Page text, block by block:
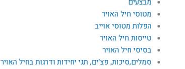
מטוסי חיל האויר
הפלות מטוסי אוייב
טייסות חיל האויר
בסיסי חיל האויר
סמלים,סיכות, פצ'ים, תגי יחידות ודרגות בחיל האויר